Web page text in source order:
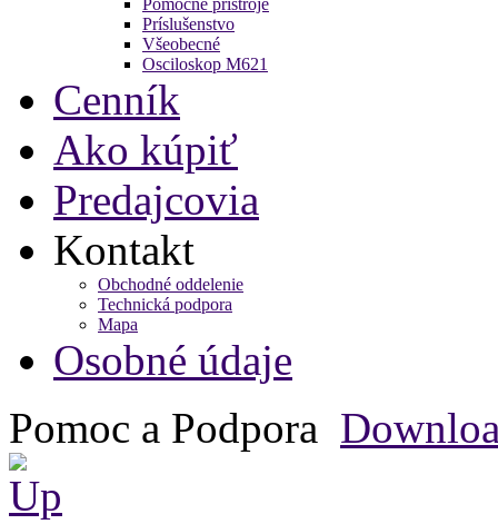
Pomocné prístroje
Príslušenstvo
Všeobecné
Osciloskop M621
Cenník
Ako kúpiť
Predajcovia
Kontakt
Obchodné oddelenie
Technická podpora
Mapa
Osobné údaje
Pomoc a Podpora